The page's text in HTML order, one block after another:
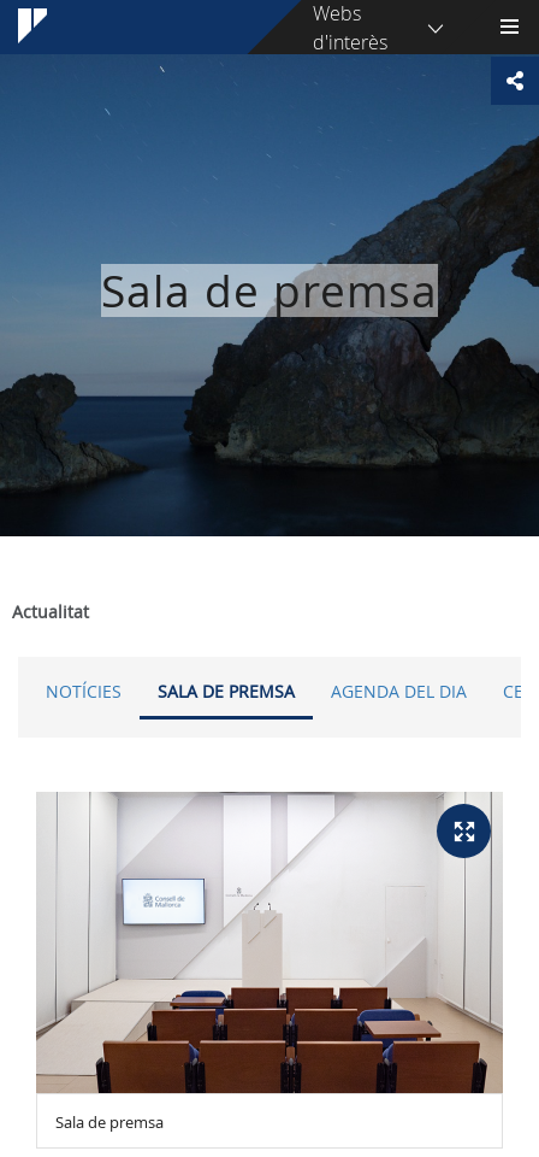
Webs
d'interès
Sala de premsa
Actualitat
NOTÍCIES SALA DE PREMSA AGENDA DEL DIA
Sala de premsa